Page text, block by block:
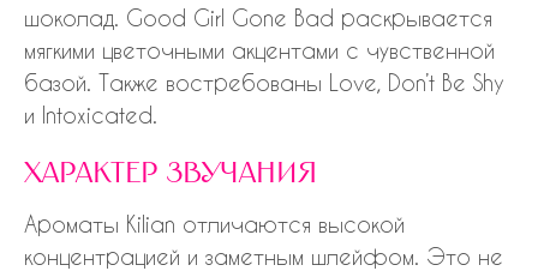
шоколад. Good Girl Gone Bad раскрывается
мягкими цветочными акцентами с чувственной
базой. Также востребованы Love, Don’t Be Shy
и Intoxicated.
характер звучания
Ароматы Kilian отличаются высокой
концентрацией и заметным шлейфом. Это не